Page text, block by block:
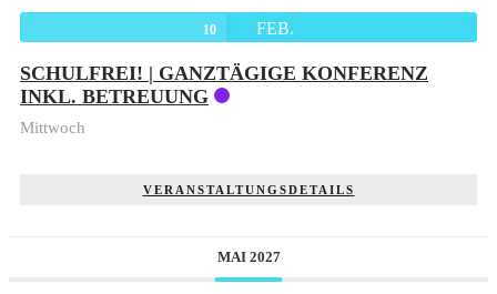
10 FEB.
SCHULFREI! | GANZTÄGIGE KONFERENZ
INKL. BETREUUNG
Mittwoch
VERANSTALTUNGSDETAILS
MAI 2027